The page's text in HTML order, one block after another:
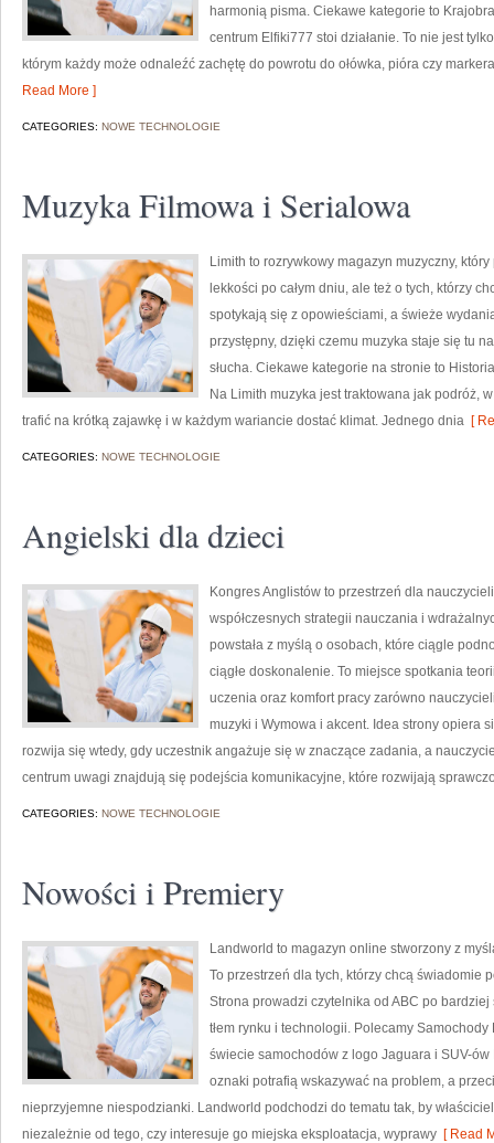
harmonią pisma. Ciekawe kategorie to
centrum Elfiki777 stoi działanie. To nie jest
którym każdy może odnaleźć zachętę do powrotu do ołówka, pióra czy
Read More ]
CATEGORIES: NOWE TECHNOLOGIE
Muzyka Filmowa i Serialowa
Limith to rozrywkowy magazyn muzyczny,
lekkości po całym dniu, ale też o tych, którzy
spotykają się z opowieściami, a świeże
przystępny, dzięki czemu muzyka staje się tu
słucha. Ciekawe kategorie na stronie to
Na Limith muzyka jest traktowana jak podróż,
trafić na krótką zajawkę i w każdym wariancie dostać klimat. Jednego dnia [
CATEGORIES: NOWE TECHNOLOGIE
Angielski dla dzieci
Kongres Anglistów to przestrzeń dla
współczesnych strategii nauczania i
powstała z myślą o osobach, które ciągle
ciągłe doskonalenie. To miejsce spotkania
uczenia oraz komfort pracy zarówno
muzyki i Wymowa i akcent. Idea strony opiera
rozwija się wtedy, gdy uczestnik angażuje się w znaczące zadania, a
centrum uwagi znajdują się podejścia komunikacyjne, które rozwijają
CATEGORIES: NOWE TECHNOLOGIE
Nowości i Premiery
Landworld to magazyn online stworzony z
To przestrzeń dla tych, którzy chcą świadomie
Strona prowadzi czytelnika od ABC po
tłem rynku i technologii. Polecamy
świecie samochodów z logo Jaguara i SUV-
oznaki potrafią wskazywać na problem, a
nieprzyjemne niespodzianki. Landworld podchodzi do tematu tak, by
niezależnie od tego, czy interesuje go miejska eksploatacja, wyprawy [ Read